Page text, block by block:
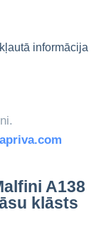
informācija
A138
klāsts